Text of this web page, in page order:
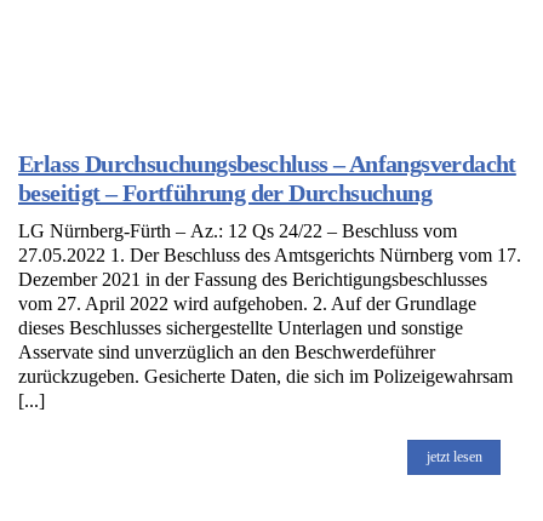
Erlass Durchsuchungsbeschluss – Anfangsverdacht
beseitigt – Fortführung der Durchsuchung
LG Nürnberg-Fürth – Az.: 12 Qs 24/22 – Beschluss vom
27.05.2022 1. Der Beschluss des Amtsgerichts Nürnberg vom 17.
Dezember 2021 in der Fassung des Berichtigungsbeschlusses
vom 27. April 2022 wird aufgehoben. 2. Auf der Grundlage
dieses Beschlusses sichergestellte Unterlagen und sonstige
Asservate sind unverzüglich an den Beschwerdeführer
zurückzugeben. Gesicherte Daten, die sich im Polizeigewahrsam
[...]
jetzt lesen